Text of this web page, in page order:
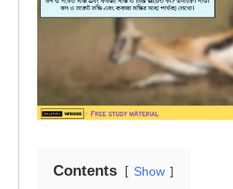
Contents Show